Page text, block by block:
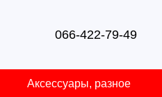
066-422-79-49
Аксессуары, разное